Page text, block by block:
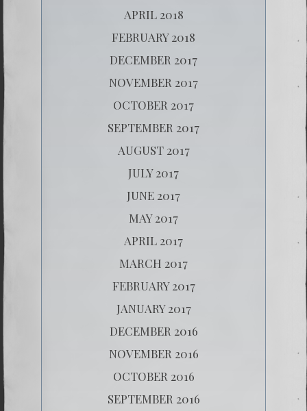
APRIL 2018
FEBRUARY 2018
DECEMBER 2017
NOVEMBER 2017
OCTOBER 2017
SEPTEMBER 2017
AUGUST 2017
JULY 2017
JUNE 2017
MAY 2017
APRIL 2017
MARCH 2017
FEBRUARY 2017
JANUARY 2017
DECEMBER 2016
NOVEMBER 2016
OCTOBER 2016
SEPTEMBER 2016